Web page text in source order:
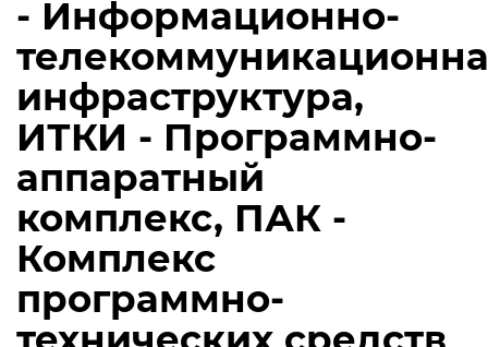
- Информационно-
инфраструктура,
ИТКИ - Программно-
аппаратный
комплекс, ПАК -
Комплекс
программно-